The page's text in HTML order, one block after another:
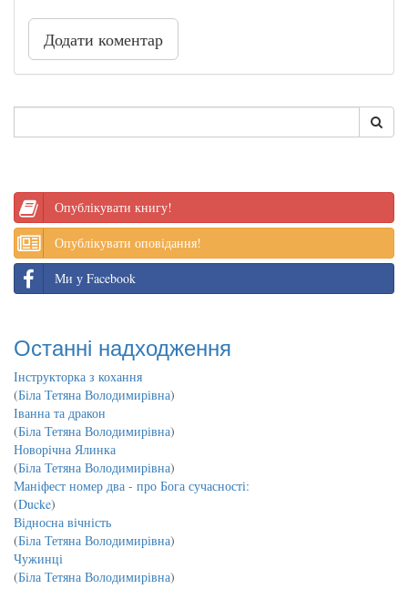
Додати коментар
Опублікувати книгу!
Опублікувати оповідання!
Ми у Facebook
Останні надходження
Інструкторка з кохання
(Біла Тетяна Володимирівна)
Іванна та дракон
(Біла Тетяна Володимирівна)
Новорічна Ялинка
(Біла Тетяна Володимирівна)
Маніфест номер два - про Бога сучасності:
(Ducke)
Відносна вічність
(Біла Тетяна Володимирівна)
Чужинці
(Біла Тетяна Володимирівна)